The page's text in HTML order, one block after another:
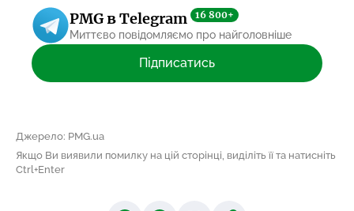
PMG в Telegram 16 800+
Миттєво повідомляємо про найголовніше
Підписатись
Джерело: PMG.ua
Якщо Ви виявили помилку на цій сторінці, виділіть її та натисніть
Ctrl+Enter